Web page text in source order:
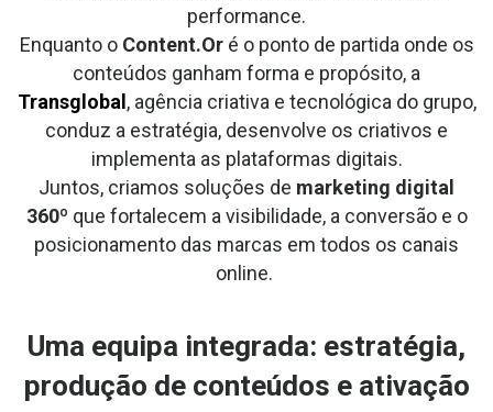
performance.
Enquanto o Content.Oré o ponto de partida onde os
conteúdos ganham forma e propósito, a
Transglobal , agência criativa e tecnológica do grupo,
conduz a estratégia, desenvolve os criativos e
implementa as plataformas digitais.
Juntos, criamos soluções de marketing digital
360º que fortalecem a visibilidade, a conversão e o
posicionamento das marcas em todos os canais
online.
Uma equipa integrada: estratégia,
produção de conteúdos e ativação